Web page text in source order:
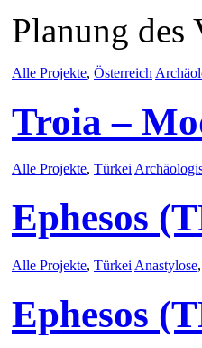
Planung des
Alle Projekte, Österreich
Troia –
Alle Projekte, Türkei
Ephesos
Alle Projekte, Türkei Anastylose,
Ephesos